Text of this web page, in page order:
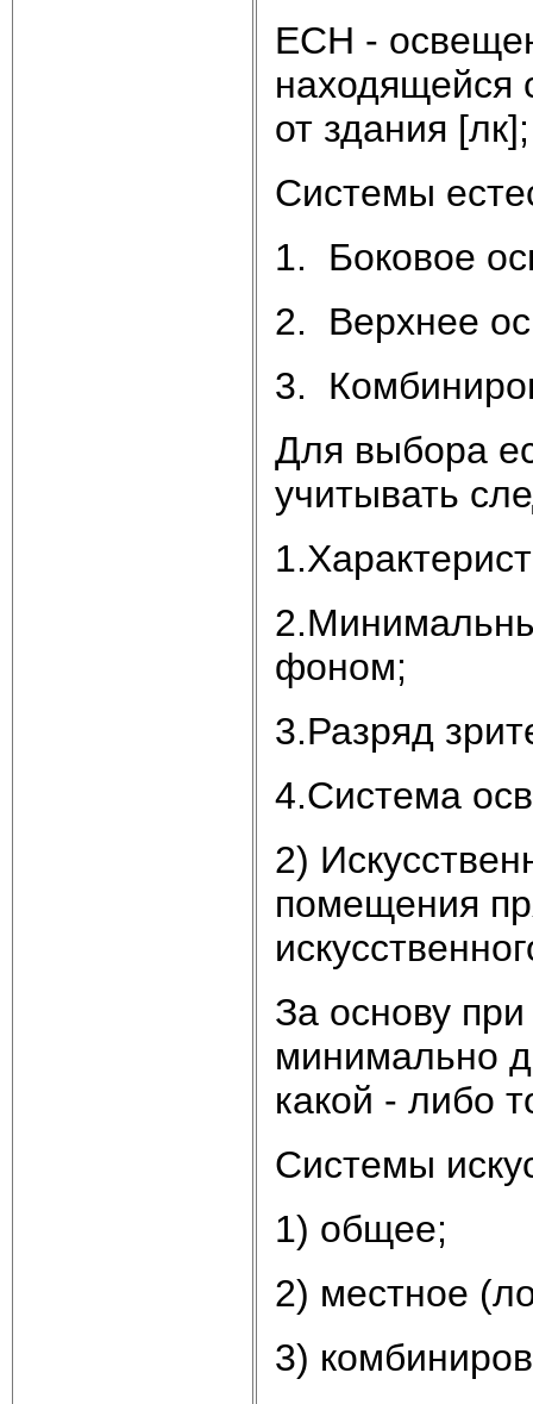
ЕСН -
находящейся
от здания [лк];
Системы
1. Боковое
2. Верхнее
3.
Для выбора
учитывать
фоном;
3.Разряд
4.Система
2)
помещения
За основу
минимально
какой - либо
Системы
1) общее;
2) местное
3)